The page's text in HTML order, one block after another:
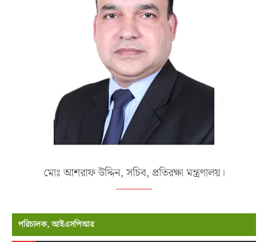
মোঃ আশরাফ উদ্দিন, সচিব, প্রতিরক্ষা মন্ত্রণালয়।
পরিচালক, আইএসপিআর